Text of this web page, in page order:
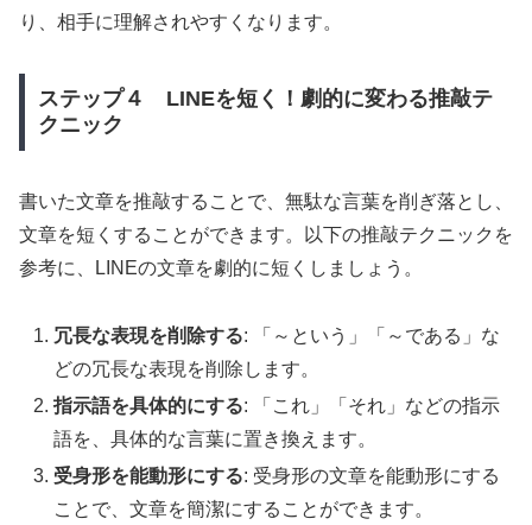
り、相手に理解されやすくなります。
ステップ４ LINEを短く！劇的に変わる推敲テ
クニック
書いた文章を推敲することで、無駄な言葉を削ぎ落とし、
文章を短くすることができます。以下の推敲テクニックを
参考に、LINEの文章を劇的に短くしましょう。
冗長な表現を削除する: 「～という」「～である」な
どの冗長な表現を削除します。
指示語を具体的にする: 「これ」「それ」などの指示
語を、具体的な言葉に置き換えます。
受身形を能動形にする: 受身形の文章を能動形にする
ことで、文章を簡潔にすることができます。